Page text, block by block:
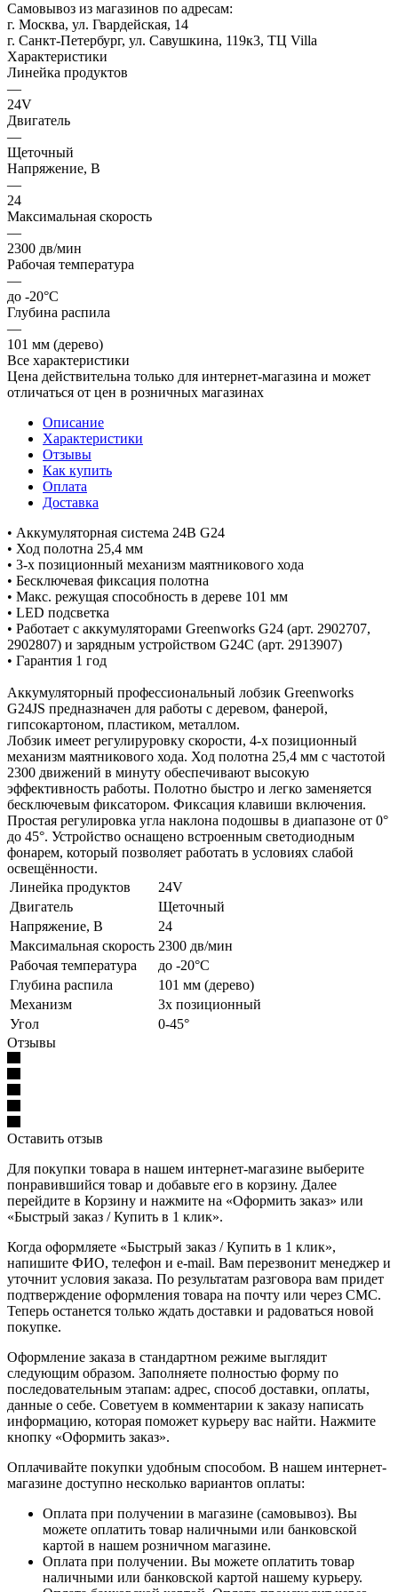
Самовывоз из магазинов по адресам:
г. Москва, ул. Гвардейская, 14
г. Санкт-Петербург, ул. Савушкина, 119к3, ТЦ Villa
Характеристики
Линейка продуктов
—
24V
Двигатель
—
Щеточный
Напряжение, В
—
24
Максимальная скорость
—
2300 дв/мин
Рабочая температура
—
до -20°С
Глубина распила
—
101 мм (дерево)
Все характеристики
Цена действительна только для интернет-магазина и может
отличаться от цен в розничных магазинах
Описание
Характеристики
Отзывы
Как купить
Оплата
Доставка
• Аккумуляторная система 24В G24
• Ход полотна 25,4 мм
• 3-х позиционный механизм маятникового хода
• Бесключевая фиксация полотна
• Макс. режущая способность в дереве 101 мм
• LED подсветка
• Работает с аккумуляторами Greenworks G24 (арт. 2902707,
2902807) и зарядным устройством G24С (арт. 2913907)
• Гарантия 1 год
Аккумуляторный профессиональный лобзик Greenworks
G24JS предназначен для работы с деревом, фанерой,
гипсокартоном, пластиком, металлом.
Лобзик имеет регулируровку скорости, 4-х позиционный
механизм маятникового хода. Ход полотна 25,4 мм с частотой
2300 движений в минуту обеспечивают высокую
эффективность работы. Полотно быстро и легко заменяется
бесключевым фиксатором. Фиксация клавиши включения.
Простая регулировка угла наклона подошвы в диапазоне от 0°
до 45°. Устройство оснащено встроенным светодиодным
фонарем, который позволяет работать в условиях слабой
освещённости.
Линейка продуктов
24V
Двигатель
Щеточный
Напряжение, В
24
Максимальная скорость 2300 дв/мин
Рабочая температура
до -20°С
Глубина распила
101 мм (дерево)
Механизм
3х позиционный
Угол
0-45°
Отзывы
Оставить отзыв
Для покупки товара в нашем интернет-магазине выберите
понравившийся товар и добавьте его в корзину. Далее
перейдите в Корзину и нажмите на «Оформить заказ» или
«Быстрый заказ / Купить в 1 клик».
Когда оформляете «Быстрый заказ / Купить в 1 клик»,
напишите ФИО, телефон и e-mail. Вам перезвонит менеджер и
уточнит условия заказа. По результатам разговора вам придет
подтверждение оформления товара на почту или через СМС.
Теперь останется только ждать доставки и радоваться новой
покупке.
Оформление заказа в стандартном режиме выглядит
следующим образом. Заполняете полностью форму по
последовательным этапам: адрес, способ доставки, оплаты,
данные о себе. Советуем в комментарии к заказу написать
информацию, которая поможет курьеру вас найти. Нажмите
кнопку «Оформить заказ».
Оплачивайте покупки удобным способом. В нашем интернет-
магазине доступно несколько вариантов оплаты:
Оплата при получении в магазине (самовывоз). Вы
можете оплатить товар наличными или банковской
картой в нашем розничном магазине.
Оплата при получении. Вы можете оплатить товар
наличными или банковской картой нашему курьеру.